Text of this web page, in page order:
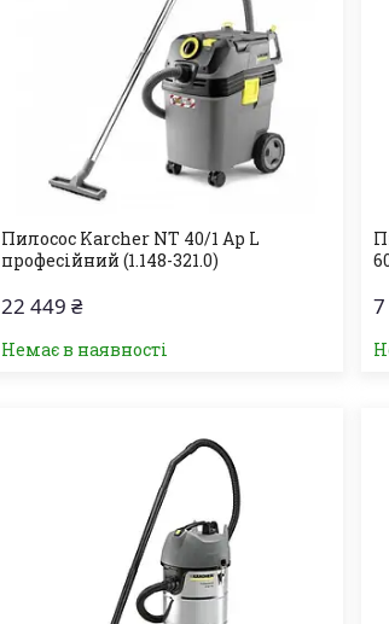
Пилосос Karcher NT 40/1 Ap L
професійний (1.148-321.0)
22 449 ₴
Немає в наявності